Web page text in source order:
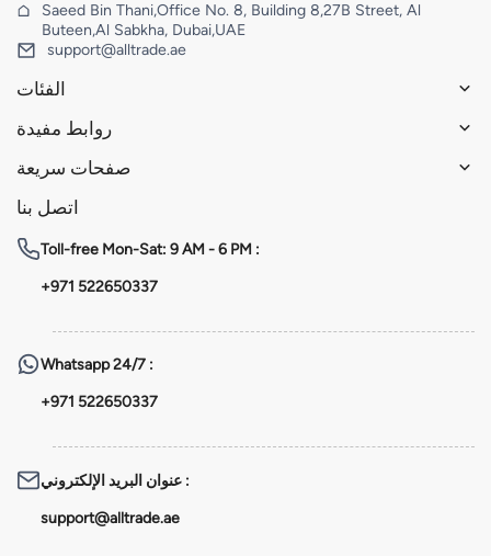
Saeed Bin Thani,Office No. 8, Building 8,27B Street, Al
Buteen,Al Sabkha, Dubai,UAE
support@alltrade.ae
الفئات
روابط مفيدة
صفحات سريعة
اتصل بنا
Toll-free Mon-Sat: 9 AM - 6 PM :
+971 522650337
Whatsapp24/7 :
+971 522650337
عنوان البريد الإلكتروني :
support@alltrade.ae